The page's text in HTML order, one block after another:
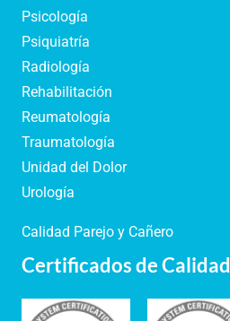
Psicología
Psiquiatría
Radiología
Rehabilitación
Reumatología
Traumatología
Unidad del Dolor
Urología
Calidad Parejo y Cañero
Certificados de Calidad